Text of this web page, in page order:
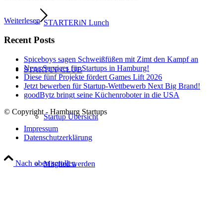
STARTERiN Lunch
STARTUP CLUB
Startup Übersicht
Mitglied werden
Weiterlesen
Recent Posts
Spiceboys sagen Schweißfüßen mit Zimt den Kampf an
Neue Services für Startups in Hamburg!
Diese fünf Projekte fördert Games Lift 2026
Jetzt bewerben für Startup-Wettbewerb Next Big Brand!
goodBytz bringt seine Küchenroboter in die USA
© Copyright - Hamburg Startups
Impressum
Datenschutzerklärung
Nach oben scrollen